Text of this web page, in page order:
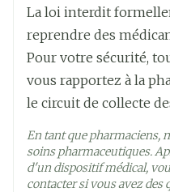
Vertiges
Augmentation de la
Douleurs musculaires
arthrose, douleurs
articulaires)
Réduction de nombre
Douleur abdominale
Préservation
25°C)
La loi interdit
reprendre des
Pour votre sécurité,
vous rapportez à la
le circuit de collecte
En tant que pharmaciens,
soins pharmaceutiques.
d'un dispositif médical,
contacter si vous avez des